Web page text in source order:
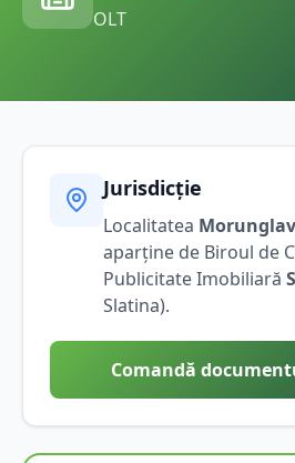
OLT
Jurisdicție
Localitatea Morunglav
aparține de Biroul de
Publicitate Imobiliară
Slatina).
Comandă